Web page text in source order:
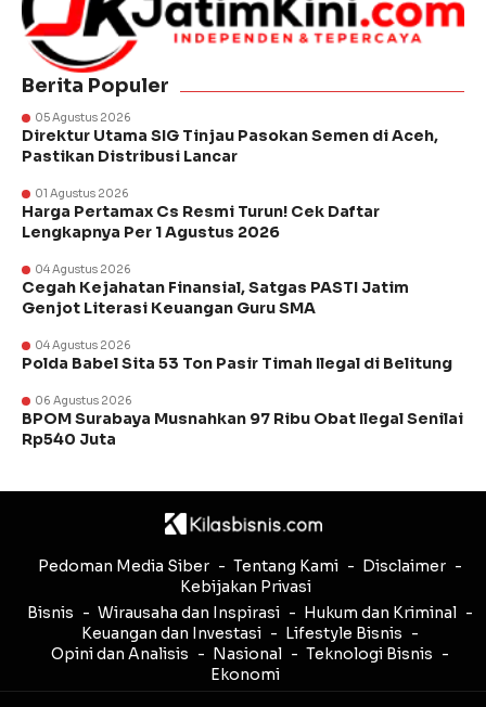
Berita Populer
05 Agustus 2026
Direktur Utama SIG Tinjau Pasokan Semen di Aceh,
Pastikan Distribusi Lancar
01 Agustus 2026
Harga Pertamax Cs Resmi Turun! Cek Daftar
Lengkapnya Per 1 Agustus 2026
04 Agustus 2026
Cegah Kejahatan Finansial, Satgas PASTI Jatim
Genjot Literasi Keuangan Guru SMA
04 Agustus 2026
Polda Babel Sita 53 Ton Pasir Timah Ilegal di Belitung
06 Agustus 2026
BPOM Surabaya Musnahkan 97 Ribu Obat Ilegal Senilai
Rp540 Juta
Pedoman Media Siber Tentang Kami
Disclaimer
Kebijakan Privasi
Bisnis
Wirausaha dan Inspirasi
Hukum dan Kriminal
Keuangan dan Investasi
Lifestyle Bisnis
Opini dan Analisis
Nasional
Teknologi Bisnis
Ekonomi